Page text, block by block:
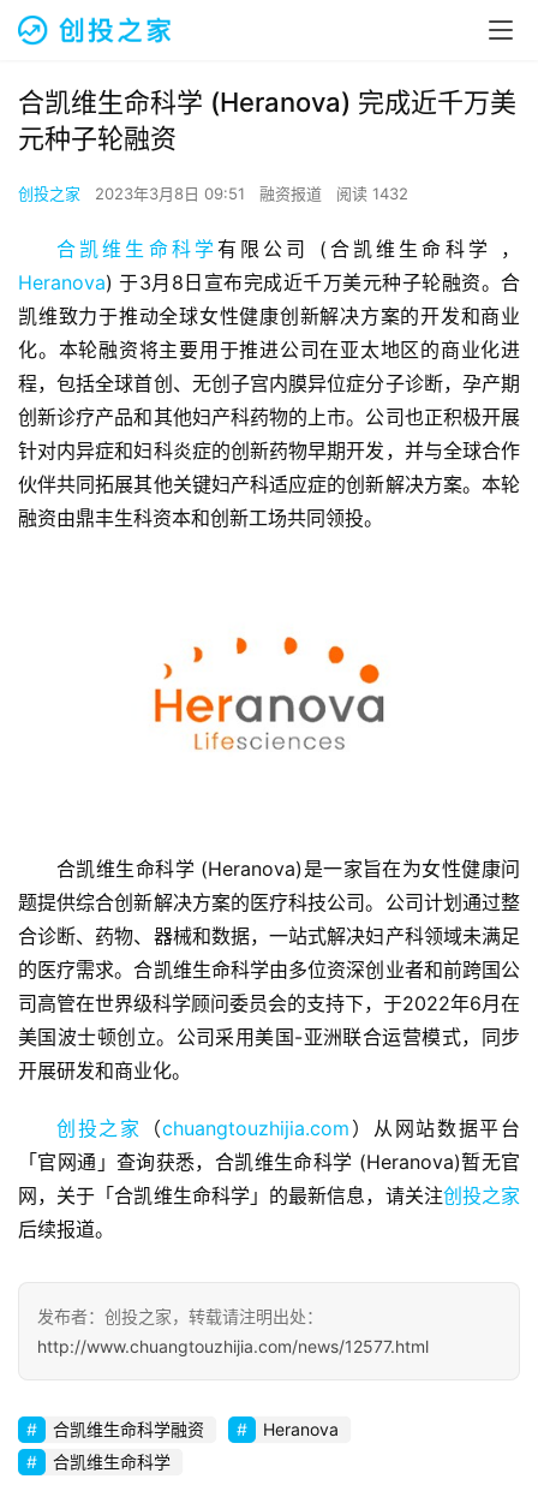
融
资
报
道
观
察
创
企
业
牌
发
投稿
合凯维生命科学 (Heranova) 完成近千万美
元种子轮融资
创投之家 2023年3月8日 09:51 融资报道 阅读 1432
合凯维生命科学有限公司 (合凯维生命科学 ，
Heranova) 于3月8日宣布完成近千万美元种子轮融资。合
凯维致力于推动全球女性健康创新解决方案的开发和商业
化。本轮融资将主要用于推进公司在亚太地区的商业化进
程，包括全球首创、无创子宫内膜异位症分子诊断，孕产期
创新诊疗产品和其他妇产科药物的上市。公司也正积极开展
针对内异症和妇科炎症的创新药物早期开发，并与全球合作
伙伴共同拓展其他关键妇产科适应症的创新解决方案。本轮
融资由鼎丰生科资本和创新工场共同领投。
合凯维生命科学 (Heranova)是一家旨在为女性健康问
题提供综合创新解决方案的医疗科技公司。公司计划通过整
合诊断、药物、器械和数据，一站式解决妇产科领域未满足
的医疗需求。合凯维生命科学由多位资深创业者和前跨国公
司高管在世界级科学顾问委员会的支持下，于2022年6月在
美国波士顿创立。公司采用美国-亚洲联合运营模式，同步
开展研发和商业化。
创投之家 （chuangtouzhijia.com ）从网站数据平台
「官网通」查询获悉，合凯维生命科学 (Heranova)暂无官
网，关于「合凯维生命科学」的最新信息，请关注创投之家
后续报道。
发布者：创投之家，转载请注明出处：
http://www.chuangtouzhijia.com/news/12577.html
合凯维生命科学融资
Heranova
合凯维生命科学